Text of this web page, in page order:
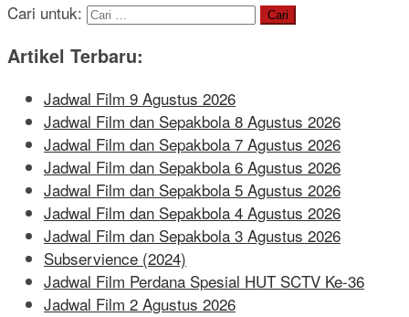
Cari untuk:
Artikel Terbaru:
Jadwal Film 9 Agustus 2026
Jadwal Film dan Sepakbola 8 Agustus 2026
Jadwal Film dan Sepakbola 7 Agustus 2026
Jadwal Film dan Sepakbola 6 Agustus 2026
Jadwal Film dan Sepakbola 5 Agustus 2026
Jadwal Film dan Sepakbola 4 Agustus 2026
Jadwal Film dan Sepakbola 3 Agustus 2026
Subservience (2024)
Jadwal Film Perdana Spesial HUT SCTV Ke-36
Jadwal Film 2 Agustus 2026